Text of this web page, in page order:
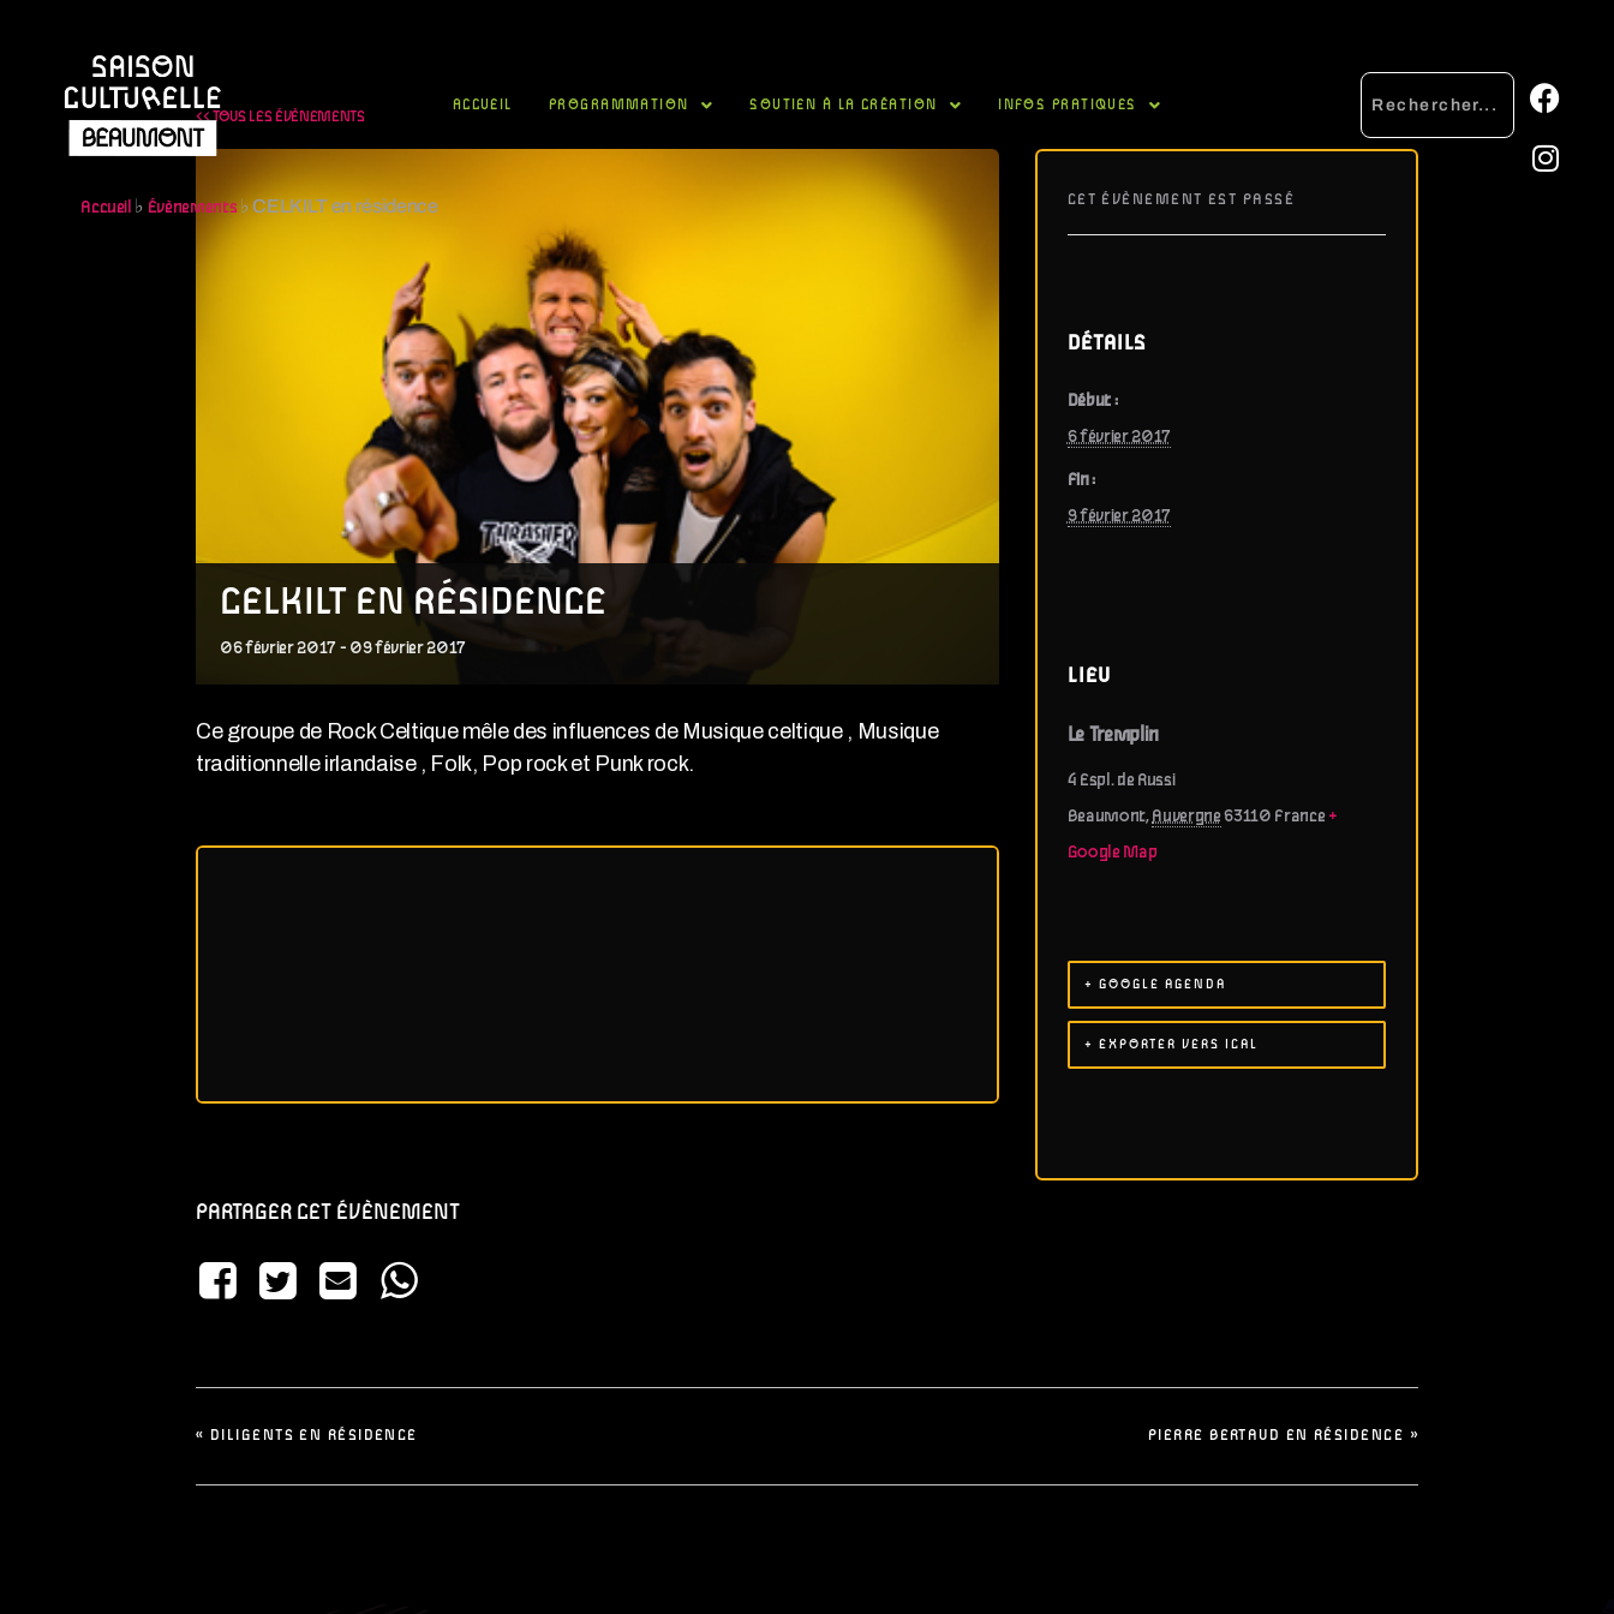
ACCUEIL PROGRAMMATION SOUTIEN À LA CRÉATION INFOS PRATIQUES
Accueil ♭ Évènements ♭CELKILT en résidence
<< TOUS LES ÉVÈNEMENTS
CELKILT EN RÉSIDENCE
06février2017- 09février2017
Cegroupe de Rock Celtique mêle des influences de Musique celtique , Musique
traditionnelle irlandaise , Folk, Pop rock et Punk rock.
PARTAGER CET ÉVÈNEMENT
CET ÉVÈNEMENT EST PASSÉ
DÉTAILS
Début :
6 février 2017
Fin :
9 février 2017
LIEU
Le Tremplin
4 Espl. de Russi
Beaumont,Auvergne63110 France +
Google Map
+ GOOGLE AGENDA
+ EXPORTER VERS ICAL
« DILIGENTS EN RÉSIDENCE PIERRE BERTAUD EN RÉSIDENCE »